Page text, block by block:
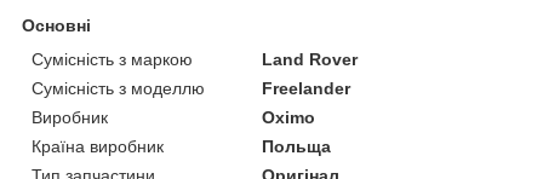
Основні
Сумісність з маркою
Land Rover
Сумісність з моделлю
Freelander
Виробник
Oximo
Країна виробник
Польща
Тип запчастини
Оригінал